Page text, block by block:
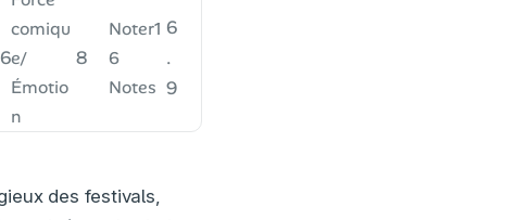
6
comiqu
e/
Émotio
n
8
Noter1
6
Notes
6
.
9
des festivals,